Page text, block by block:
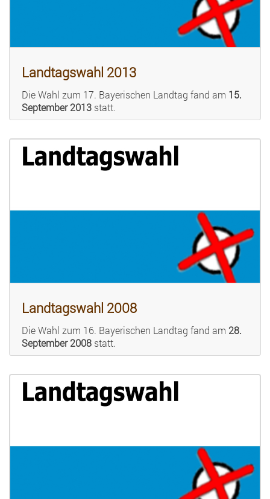
Landtagswahl 2013
Die Wahl zum 17. Bayerischen Landtag fand am 15.
September 2013 statt.
Landtagswahl 2008
Die Wahl zum 16. Bayerischen Landtag fand am 28.
September 2008 statt.